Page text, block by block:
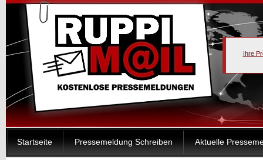
Ihre
Startseite Pressemeldung Schreiben Aktuelle